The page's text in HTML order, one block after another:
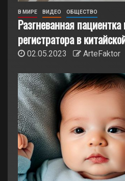
В МИРЕ ВИДЕО ОБЩЕСТВО
Разгневанная
регистратора в
02.05.2023 ArteFaktor